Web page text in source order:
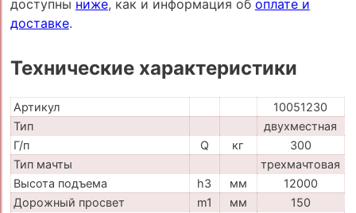
доступны ниже, как и информация об оплате и
доставке.
Технические характеристики
Артикул
10051230
Тип
двухместная
Г/п
Q кг
300
Тип мачты
трехмачтовая
Высота подъема
h3 мм
12000
Дорожный просвет
m1 мм
150